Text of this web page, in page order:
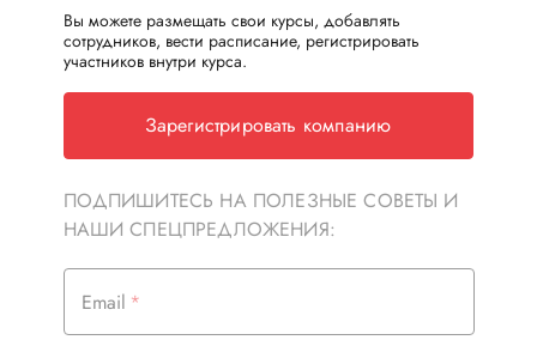
Вы можете размещать свои курсы, добавлять
сотрудников, вести расписание, регистрировать
участников внутри курса.
Зарегистрировать компанию
ПОДПИШИТЕСЬ НА ПОЛЕЗНЫЕ СОВЕТЫ И
НАШИ СПЕЦПРЕДЛОЖЕНИЯ:
Email